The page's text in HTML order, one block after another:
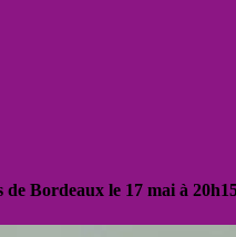
Bordeaux le 17 mai à